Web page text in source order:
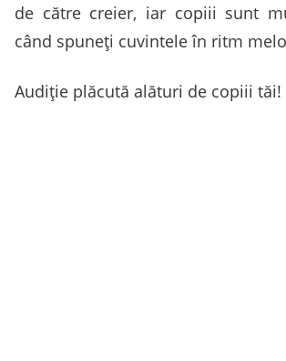
de către creier, iar copiii sunt
când spuneți cuvintele în ritm
Audiție plăcută alături de copiii tăi!